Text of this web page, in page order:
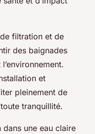
filtration et de
des baignades
et
pleinement de
tranquillité.
une eau claire